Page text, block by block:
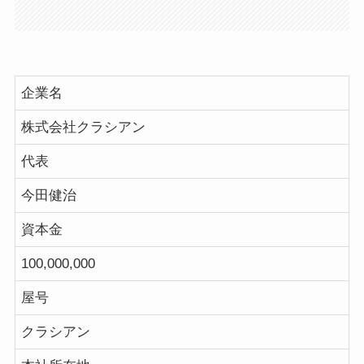
企業名
株式会社クラシアン
代表
今田健治
資本金
100,000,000
屋号
クラシアン